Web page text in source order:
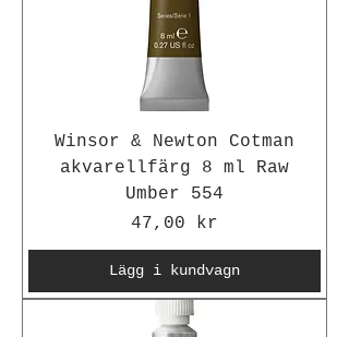
Winsor & Newton Cotman
akvarellfärg 8 ml Raw
Umber 554
Pris
47,00 kr
Lägg i kundvagn